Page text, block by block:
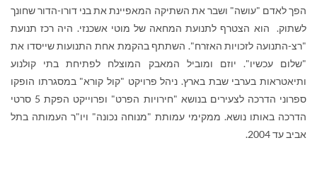
הפך לאדם "עושה" ושבר את השתיקה המאפיינת את בני דורו-הדור שחונך
לשתוק. הוא הצטרף לתנועת המחאה של מוטי אשכנזי. היה רכז תנועת
"רצ-התנועה לזכויות האזרח". השתתף בהקמת אחת התנועות שייסדו את
"שלום עכשיו". יוזם ומוביל המאבק המוצלח לפתיחת בתי קולנוע
ותיאטראות בערבי שבת בארץ. ניהל פרויקט "קול קורא" במסגרתו הופקו
ספרוני הדרכה לצעירים בנושא "חירויות הפרט" ופרוייקט הפקת 5 סרטי
הדרכה באותו נושא. ממקימי עמותת "מנוחה נכונה" ויו"ר העמותה בתל
אביב עד 2004.